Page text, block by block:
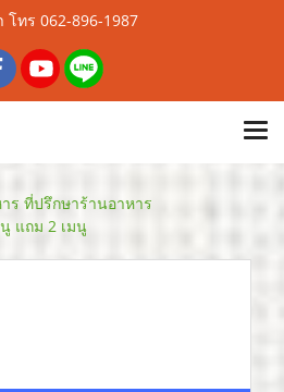
โทร 062-896-1987
ร ที่ปรึกษาร้านอาหาร
แถม 2 เมนู